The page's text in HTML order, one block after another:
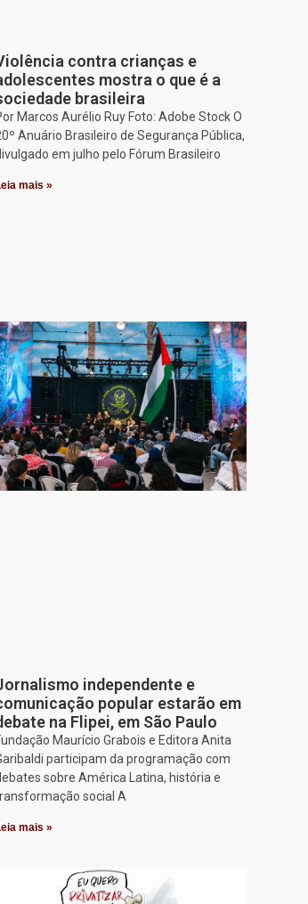
contra crianças e
mostra o que é a
brasileira
Marcos Aurélio Ruy Foto: Adobe Stock O
Anuário Brasileiro de Segurança Pública,
em julho pelo Fórum Brasileiro
mais »
independente e
popular estarão em
na Flipei, em São Paulo
Maurício Grabois e Editora Anita
participam da programação com
sobre América Latina, história e
social A
mais »